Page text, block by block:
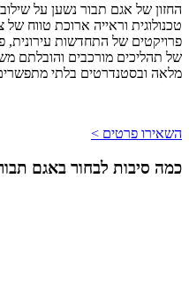
החזון של אגם תבור נשען על
טכנולוגית וראייה ארוכת טווח
של תהליכים מורכבים והובלתם
מלאה ובסטנדרטים בלתי
השאירו פרטים >
כמה סיבות לבחור באגם